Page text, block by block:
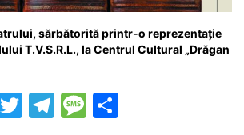
sărbătorită printr-o reprezentație
T.V.S.R.L., la Centrul Cultural „Drăgan
T
T
M